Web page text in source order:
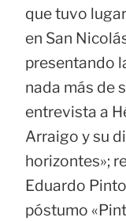
que tuvo
en San
presentando
nada más de
entrevista a
Arraigo y su
horizontes»;
Eduardo
póstumo